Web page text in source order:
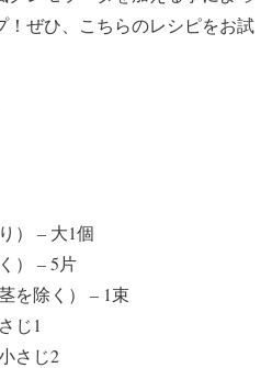
！ぜひ、こちらのレシピをお試
） – 大1個
） – 5片
を除く） – 1束
じ1
さじ2